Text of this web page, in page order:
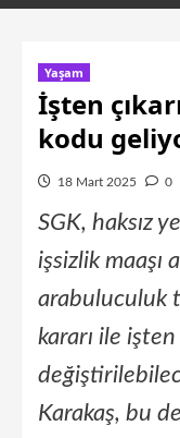
Yaşam
İşten
kodu
18 Mart 2025 0
SGK, haksız
işsizlik maaşı
arabuluculuk
kararı ile işten
Karakaş, bu